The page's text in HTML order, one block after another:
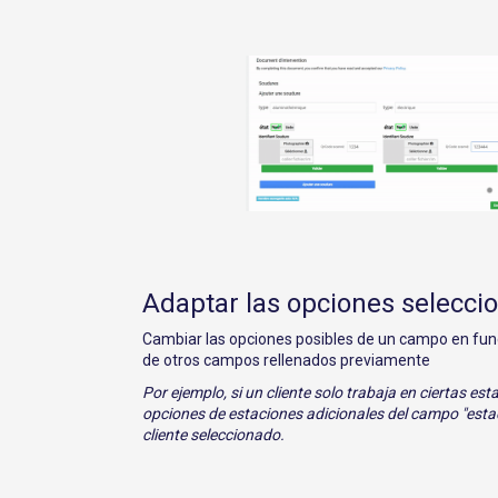
Adaptar las opciones
Cambiar las opciones posibles de un campo en
de otros campos rellenados previamente
Por ejemplo, si un cliente solo trabaja en ciertas
opciones de estaciones adicionales del campo
cliente seleccionado.